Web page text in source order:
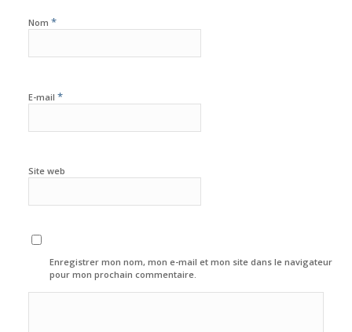
Nom *
E-mail *
Site web
Enregistrer mon nom, mon e-mail et mon site dans le navigateur
pour mon prochain commentaire.